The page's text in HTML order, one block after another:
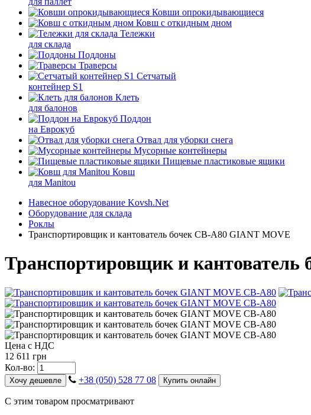
Ковши опрокидывающиеся
Ковш с откидным дном
Тележки
для склада
Поддоны
Траверсы
Сетчатый
контейнер S1
Клеть
для балонов
Поддон
на Еврокуб
Отвал для уборки снега
Мусорные контейнеры
Пищевые пластиковые ящики
Ковш
для Manitou
Навесное оборудование Kovsh.Net
Оборудование для склада
Роклы
Транспортировщик и кантователь бочек CB-A80 GIANT MOVE
Транспортировщик и
Цена с НДС
12 611 грн
Кол-во:
Хочу дешевле +38 (050) 528 77 08 Купить онлайн
С этим товаром просматривают